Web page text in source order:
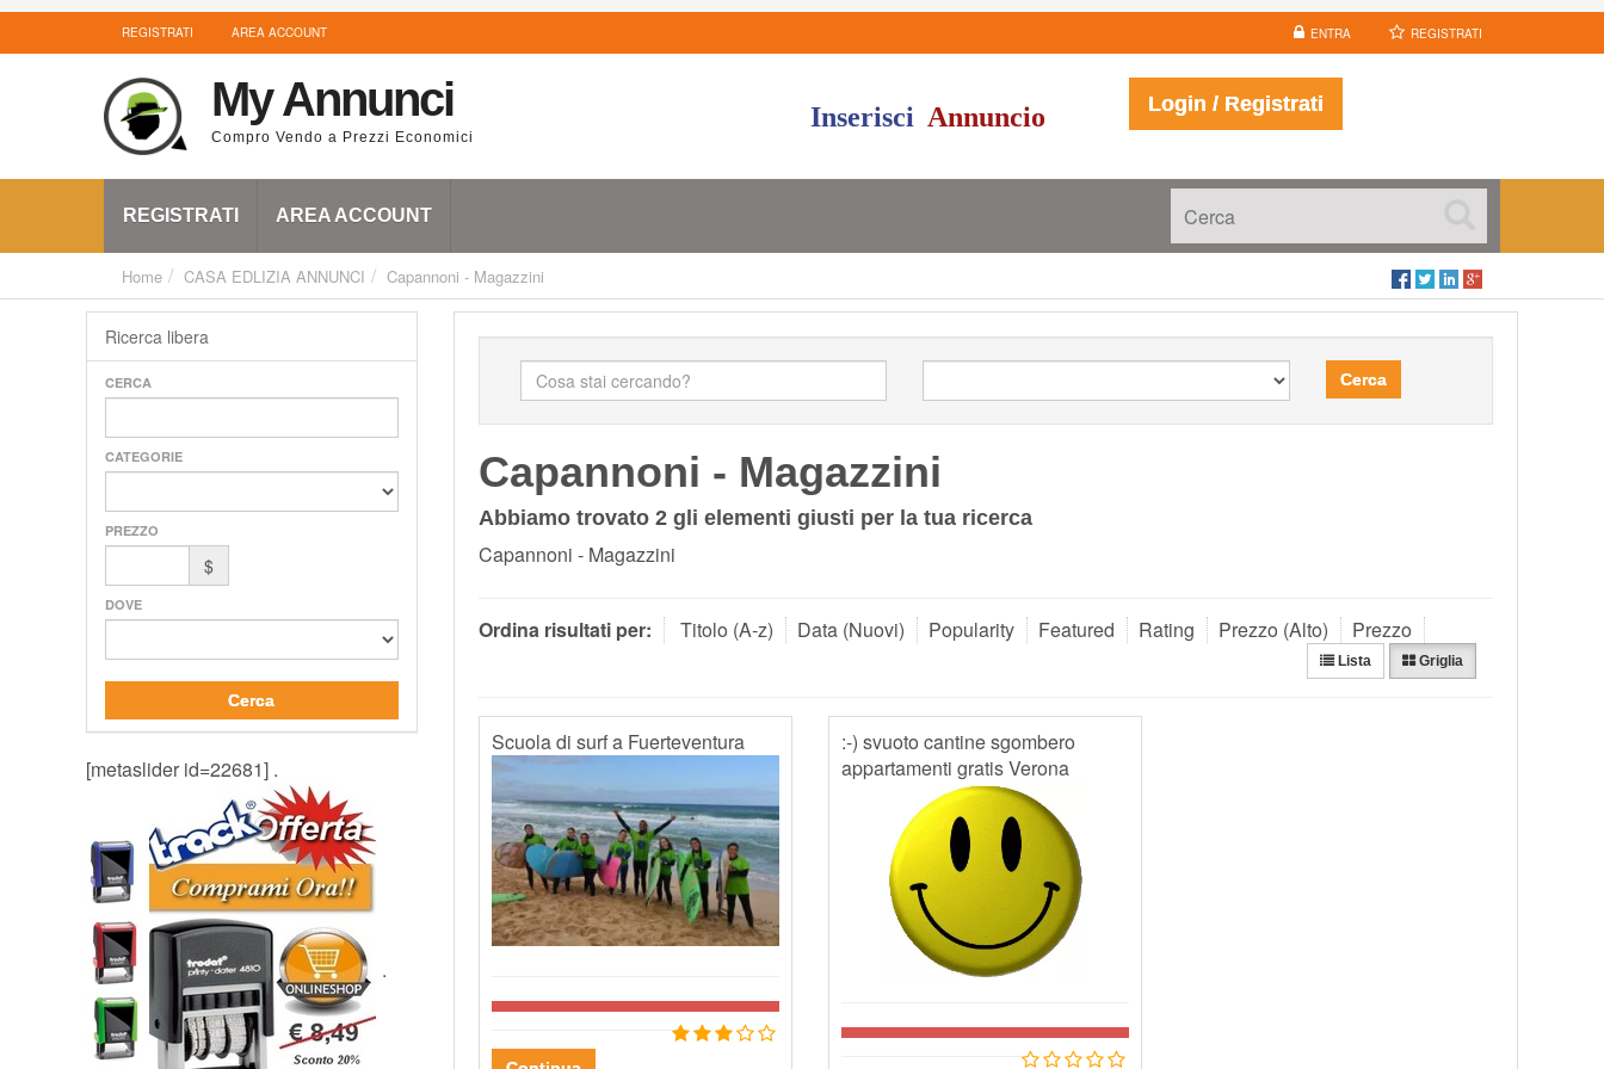
ENTRA REGISTRATI
REGISTRATI AREA ACCOUNT
My Annunci
Compro Vendo a Prezzi Economici
Inserisci Annuncio Login / Registrati
REGISTRATI AREA ACCOUNT
Home CASA EDLIZIA ANNUNCI Capannoni - Magazzini
Ricerca libera
CERCA
CATEGORIE
PREZZO
$
DOVE
Cerca
[metaslider id=22681] .
.
Cerca
Capannoni - Magazzini
Abbiamo trovato 2gli elementi giusti per la tua ricerca
Capannoni - Magazzini
Ordina risultati per: Titolo (A-z) Data (Nuovi) Popularity Featured Rating Prezzo (Alto) Prezzo
Lista Griglia
Scuola di surf a Fuerteventura
:-) svuoto cantine sgombero
appartamenti gratis Verona